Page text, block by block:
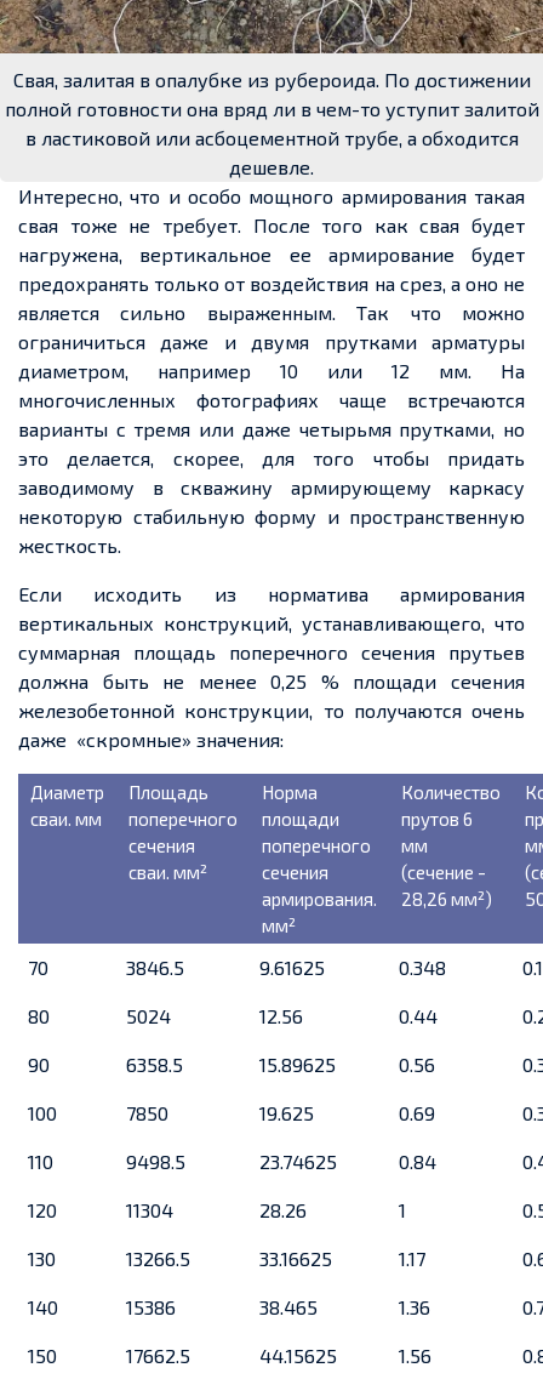
Свая, залитая в опалубке из рубероида. По достижении
полной готовности она вряд ли в чем-то уступит залитой
в ластиковой или асбоцементной трубе, а обходится
дешевле.
Интересно, что и особо мощного армирования такая
свая тоже не требует. После того как свая будет
нагружена, вертикальное ее армирование будет
предохранять только от воздействия на срез, а оно не
является сильно выраженным. Так что можно
ограничиться даже и двумя прутками арматуры
диаметром, например 10 или 12 мм. На
многочисленных фотографиях чаще встречаются
варианты с тремя или даже четырьмя прутками, но
это делается, скорее, для того чтобы придать
заводимому в скважину армирующему каркасу
некоторую стабильную форму и пространственную
жесткость.
Если исходить из норматива армирования
вертикальных конструкций, устанавливающего, что
суммарная площадь поперечного сечения прутьев
должна быть не менее 0,25 % площади сечения
железобетонной конструкции, то получаются очень
даже «скромные» значения:
Диаметр
сваи. мм
Площадь
поперечного
сечения
сваи. мм²
Норма
площади
поперечного
сечения
армирования.
мм²
Количество
прутов 6
мм
(сечение -
28,26 мм²)
70 3846.5 9.61625 0.348
80 5024 12.56 0.44
90 6358.5 15.89625 0.56
100 7850 19.625 0.69
110 9498.5 23.74625 0.84
120 11304 28.26 1
130 13266.5 33.16625 1.17
140 15386 38.465 1.36
150 17662.5 44.15625 1.56